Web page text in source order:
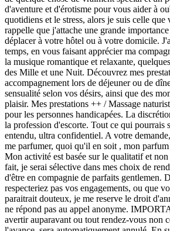
d'aventure et d'érotisme pour vous aider à
quotidiens et le stress, alors je suis celle que
rappelle que j'attache une grande
déplacer à votre hôtel ou à votre domicile.
temps, en vous faisant apprécier ma
la musique romantique et relaxante,
des Mille et une Nuit. Découvrez mes
accompagnement lors de déjeuner ou de
sensualité selon vos désirs, ainsi que des
plaisir. Mes prestations ++ / Massage
pour les personnes handicapées. La
la profession d'escorte. Tout ce qui pourrais
entendu, ultra confidentiel. A votre
me parfumer, quoi qu'il en soit , mon parfum
Mon activité est basée sur le qualitatif et
fait, je serai sélective dans mes choix de
d'être en compagnie de parfaits gentlemen.
respecteriez pas vos engagements, ou que
paraitrait douteux, je me reserve le droit
ne répond pas au appel anonyme.
avertir auparavant ou tout rendez-vous non